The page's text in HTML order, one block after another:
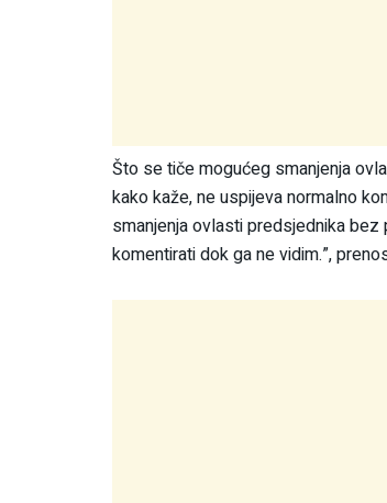
Što se tiče mogućeg smanjenja
kako kaže, ne uspijeva normalno
smanjenja ovlasti predsjednika bez
komentirati dok ga ne vidim.”,